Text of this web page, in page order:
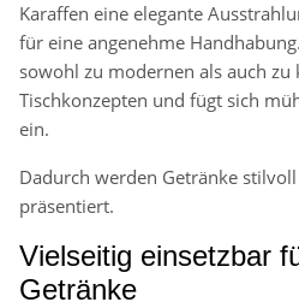
Karaffen eine elegante
für eine angenehme
sowohl zu modernen als auch zu
Tischkonzepten und fügt sich
ein.
Dadurch werden Getränke
präsentiert.
Vielseitig einsetzbar
Getränke